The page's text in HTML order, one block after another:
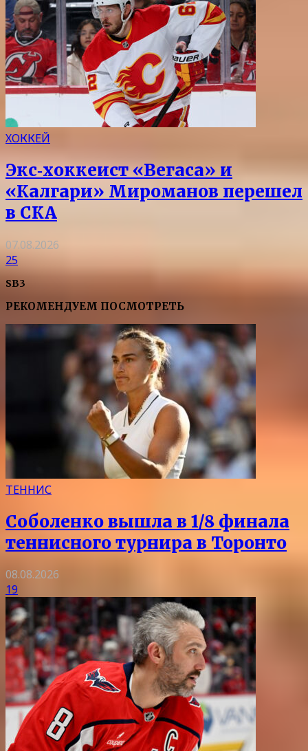
ХОККЕЙ
Экс‑хоккеист «Вегаса» и
«Калгари» Мироманов перешел
в СКА
07.08.2026
25
SB3
РЕКОМЕНДУЕМ ПОСМОТРЕТЬ
ТЕННИС
Соболенко вышла в 1/8 финала
теннисного турнира в Торонто
08.08.2026
19